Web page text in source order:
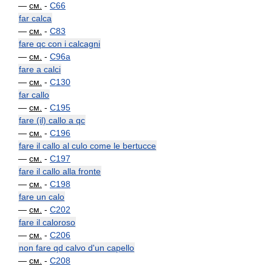
— см. - C66
far calca
— см. - C83
fare qc con i calcagni
— см. - C96a
fare a calci
— см. - C130
far callo
— см. - C195
fare (il) callo a qc
— см. - C196
fare il callo al culo come le bertucce
— см. - C197
fare il callo alla fronte
— см. - C198
fare un calo
— см. - C202
fare il caloroso
— см. - C206
non fare qd calvo d'un capello
— см. - C208